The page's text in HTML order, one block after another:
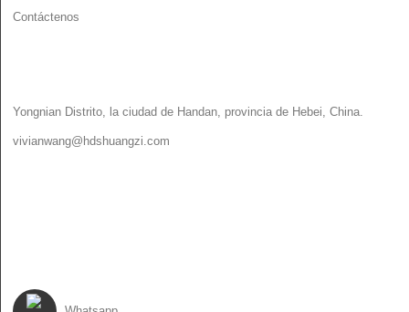
Contáctenos
Yongnian Distrito, la ciudad de Handan, provincia de Hebei, China.
vivianwang@hdshuangzi.com